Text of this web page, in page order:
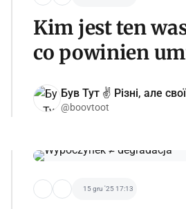
Kim jest ten
co powinien
Був Тут ✌️ Різні, але
@boovtoot
15 gru '25 17:13